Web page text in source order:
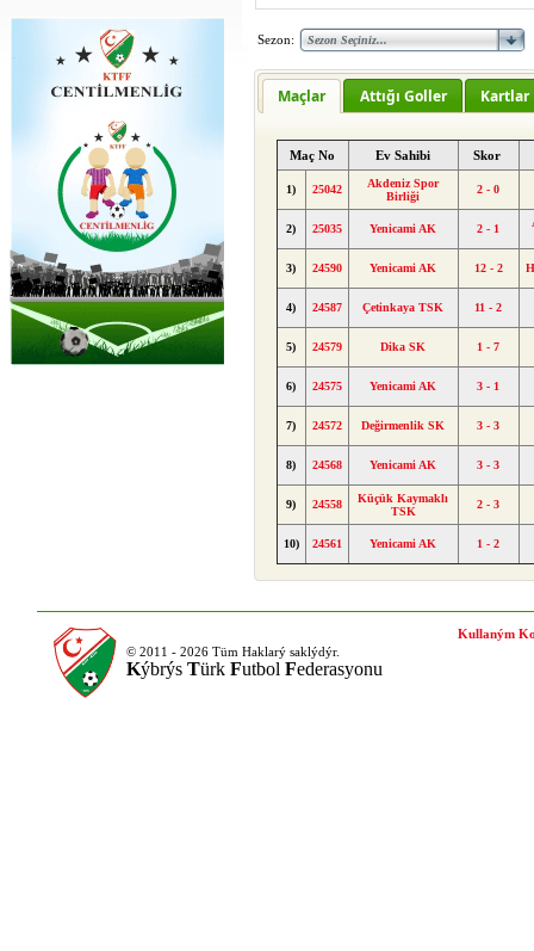
Sezon:
Maçlar Attığı Goller Kartlar
Maç No Ev Sahibi Skor
1) 25042
Akdeniz Spor
Birliği
2 - 0
2) 25035 Yenicami AK 2 - 1
3) 24590 Yenicami AK 12 - 2
4) 24587 Çetinkaya TSK 11 - 2
5) 24579 Dika SK 1 - 7
6) 24575 Yenicami AK 3 - 1
7) 24572 Değirmenlik SK 3 - 3
8) 24568 Yenicami AK 3 - 3
9) 24558
Küçük Kaymaklı
TSK
2 - 3
10) 24561 Yenicami AK 1 - 2
© 2011 - 2026 Tüm Haklarý saklýdýr.
Kýbrýs Türk Futbol Federasyonu
Kullaným